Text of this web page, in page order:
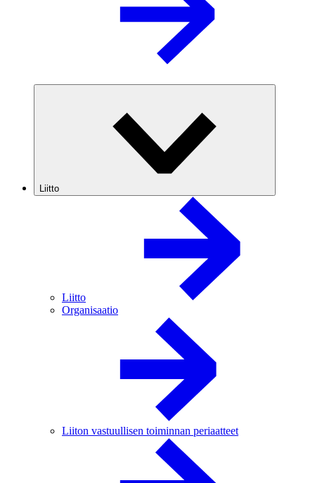
Liitto
Liitto
Organisaatio
Liiton vastuullisen toiminnan periaatteet